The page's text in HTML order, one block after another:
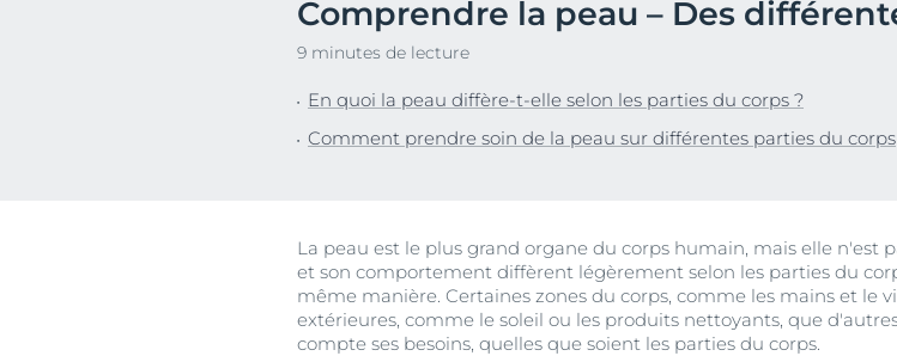
Peaux sèches
Peaux hyperpigmentées
Peaux Sensibles
Protection solaire
Découvrez Anti-Pigment
NOUVEAU Vieillissement de la peau
Soin de Jour SPF 30 Hyaluron-
4.6107 avis
Comprendre la peau – Des
9 minutes de lecture
En quoi la peau diffère-t-elle selon les parties du corps ?
Comment prendre soin de la peau sur différentes parties du corps
La peau est le plus grand organe du corps humain, mais elle n'est
et son comportement diffèrent légèrement selon les parties du
même manière. Certaines zones du corps, comme les mains et le
extérieures, comme le soleil ou les produits nettoyants, que
compte ses besoins, quelles que soient les parties du corps.